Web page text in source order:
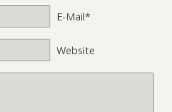
E-Mail*
Website